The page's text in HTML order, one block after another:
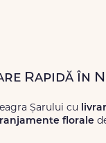
Rapidă în
Șarului cu
florale